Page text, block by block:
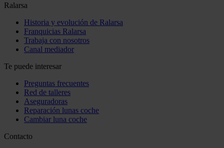
Ralarsa
Historia y evolución de Ralarsa
Franquicias Ralarsa
Trabaja con nosotros
Canal mediador
Te puede interesar
Preguntas frecuentes
Red de talleres
Aseguradoras
Reparación lunas coche
Cambiar luna coche
Contacto